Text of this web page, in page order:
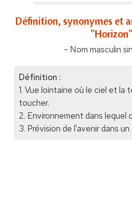
Définition, synonymes et
"Horizon"
- Nom masculin
Définition :
1. Vue lointaine où le ciel et la
toucher.
2. Environnement dans lequel
3. Prévision de l'avenir dans un